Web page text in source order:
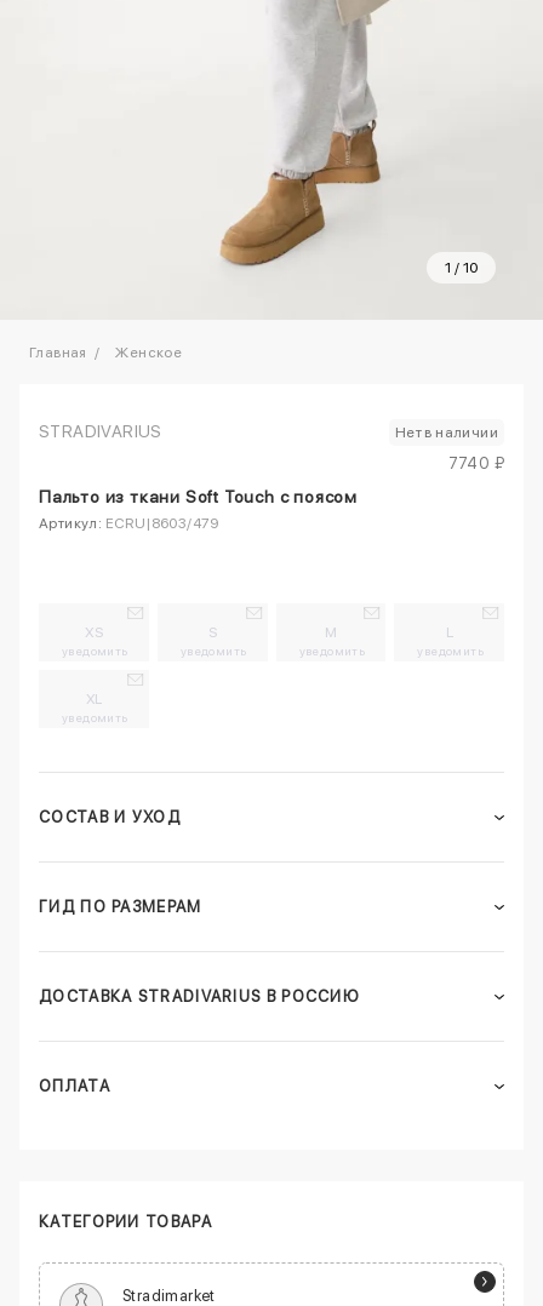
1 / 10
Главная Женское
STRADIVARIUS Нет в наличии
7740 ₽
Пальто из ткани Soft Touch с поясом
Артикул: ECRU|8603/479
XS
уведомить
S
уведомить
M
уведомить
L
уведомить
XL
уведомить
СОСТАВ И УХОД
ГИД ПО РАЗМЕРАМ
ДОСТАВКА STRADIVARIUS В РОССИЮ
ОПЛАТА
КАТЕГОРИИ ТОВАРА
Stradimarket